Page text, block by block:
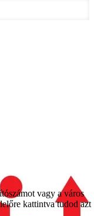
vagy a város
kattintva tudod azt